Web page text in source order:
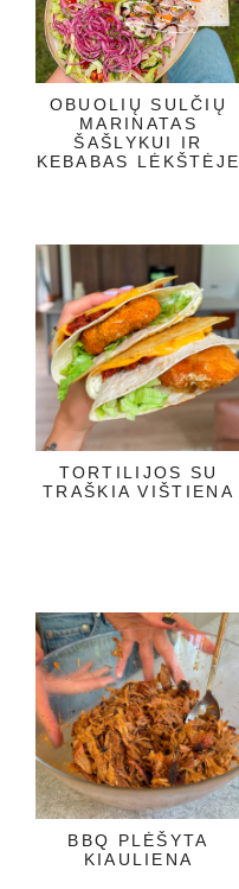
OBUOLIŲ SULČIŲ
MARINATAS
ŠAŠLYKUI IR
KEBABAS LĖKŠTĖJE
TORTILIJOS SU
TRAŠKIA VIŠTIENA
BBQ PLĖŠYTA
KIAULIENA